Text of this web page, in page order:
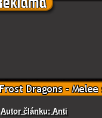
Autor článku: Anti